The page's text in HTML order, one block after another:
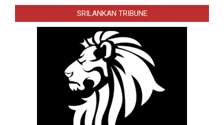
SRILANKAN TRIBUNE